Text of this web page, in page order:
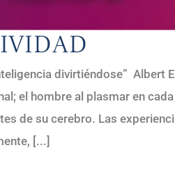
divirtiéndose” Albert
el hombre al plasmar en
de su cerebro. Las
[...]